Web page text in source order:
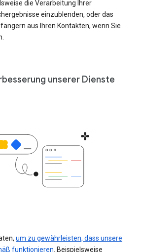
die Verarbeitung Ihrer
einzublenden, oder das
aus Ihren Kontakten, wenn Sie
unserer Dienste
um zu gewährleisten, dass unsere
funktionieren . Beispielsweise